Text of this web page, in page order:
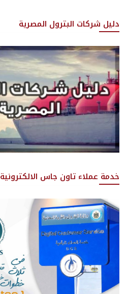
دليل شركات البترول المصرية
خدمة عملاء تاون جاس الالكترونية